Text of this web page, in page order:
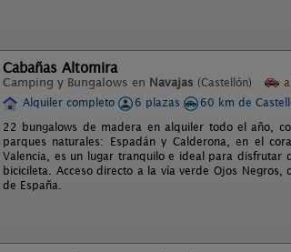
Cabañas Altomira
Camping y Bungalows en Navajas (Castellón) a
Alquiler completo
6 plazas
60 km de
22 bungalows de madera en alquiler todo el año,
parques naturales: Espadán y Calderona, en el
Valencia, es un lugar tranquilo e ideal para disfrutar
bicicileta. Acceso directo a la vía verde Ojos
de España.